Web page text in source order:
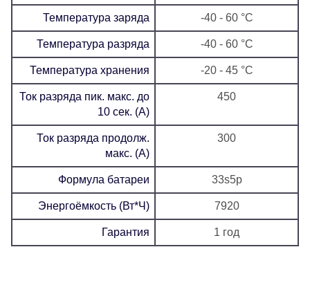
Температура заряда -40 - 60 °C
Температура разряда -40 - 60 °C
Температура хранения -20 - 45 °C
Ток разряда пик. макс. до
10 сек. (А)
450
Ток разряда продолж.
макс. (А)
300
Формула батареи 33s5p
Энергоёмкость (Вт*Ч) 7920
Гарантия 1 год